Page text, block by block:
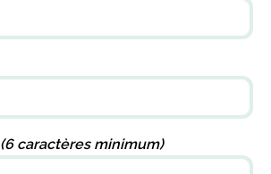
(6 caractères minimum)